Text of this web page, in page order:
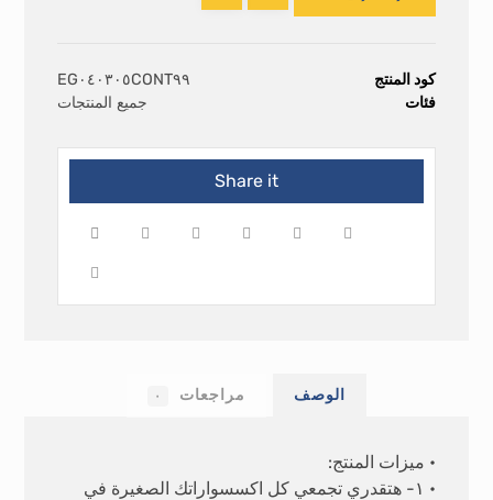
كود المنتج
EG٠٤٠٣٠٥CONT٩٩
فئات
جميع المنتجات
الوصف مراجعات ٠
• ميزات المنتج:
• ١- هتقدري تجمعي كل اكسسواراتك الصغيرة في